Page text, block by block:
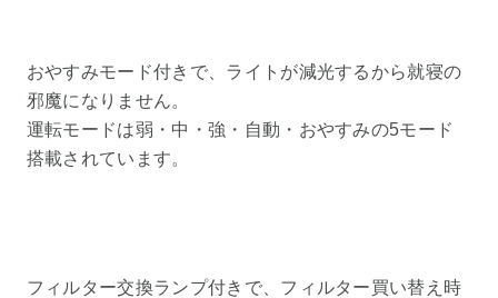
おやすみモード付きで、ライトが減光するから就寝の
邪魔になりません。
運転モードは弱・中・強・自動・おやすみの5モード
搭載されています。
フィルター交換ランプ付きで、フィルター買い替え時